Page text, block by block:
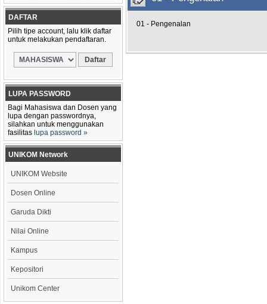
DAFTAR
Pilih tipe account, lalu klik daftar
untuk melakukan pendaftaran.
LUPA PASSWORD
Bagi Mahasiswa dan Dosen yang
lupa dengan passwordnya,
silahkan untuk menggunakan
fasilitas lupa password »
UNIKOM Network
UNIKOM Website
Dosen Online
Garuda Dikti
Nilai Online
Kampus
Kepositori
Unikom Center
01 - Pengenalan